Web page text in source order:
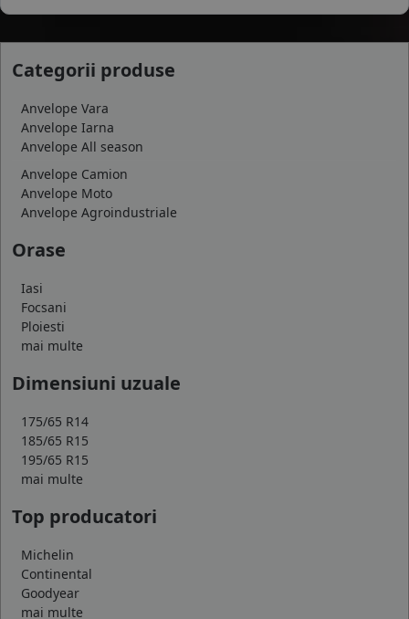
Categorii produse
Anvelope Vara
Anvelope Iarna
Anvelope All season
Anvelope Camion
Anvelope Moto
Anvelope Agroindustriale
Orase
Iasi
Focsani
Ploiesti
mai multe
Dimensiuni uzuale
175/65 R14
185/65 R15
195/65 R15
mai multe
Top producatori
Michelin
Continental
Goodyear
mai multe